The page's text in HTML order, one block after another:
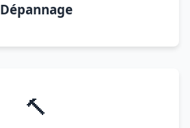
Dépannage
🔨